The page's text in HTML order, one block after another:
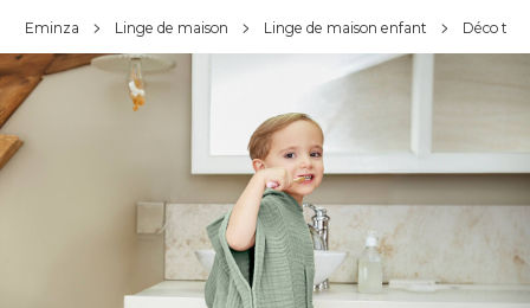
Eminza Linge de maison Linge de maison enfant Déco